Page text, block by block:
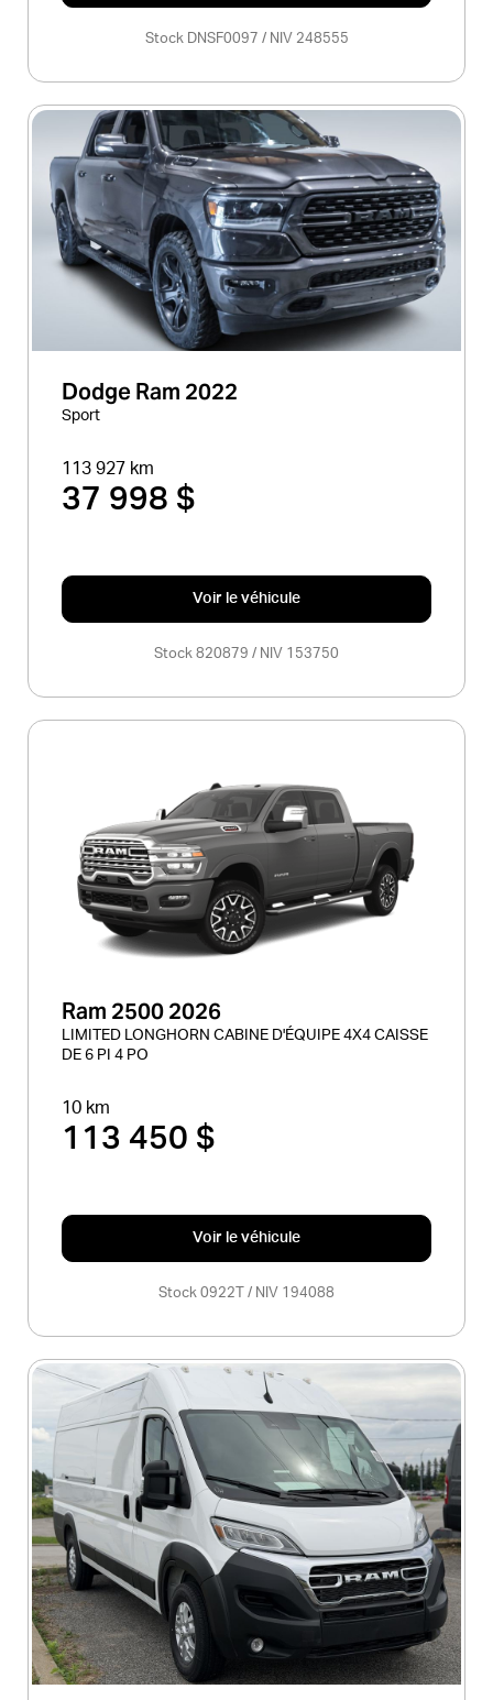
Stock DNSF0097 / NIV 248555
Dodge Ram 2022
Sport
113 927 km
37 998 $
Voir le véhicule
Stock 820879 / NIV 153750
Ram 2500 2026
LIMITED LONGHORN CABINE D'ÉQUIPE 4X4 CAISSE
DE 6 PI 4 PO
10 km
113 450 $
Voir le véhicule
Stock 0922T / NIV 194088